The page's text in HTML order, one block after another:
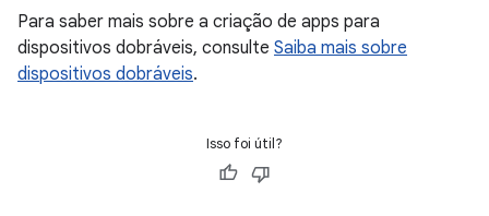
Para saber mais sobre a criação de apps para
dispositivos dobráveis, consulte Saiba mais sobre
dispositivos dobráveis.
Isso foi útil?